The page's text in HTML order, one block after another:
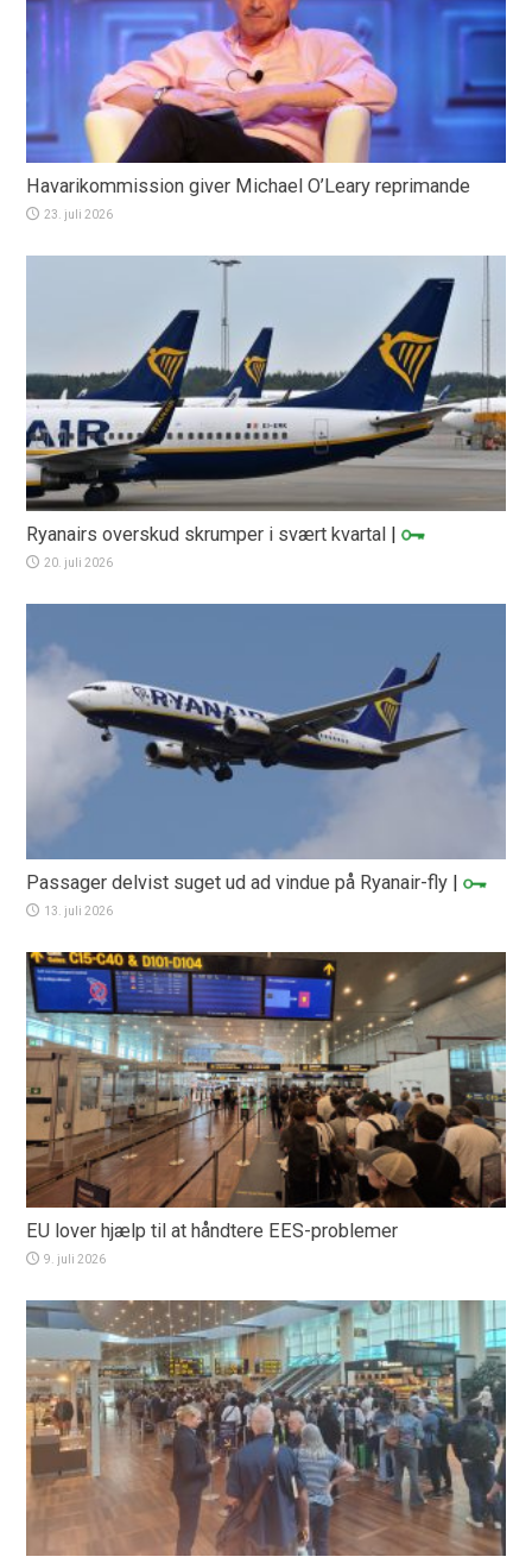
Havarikommission giver Michael O’Leary reprimande
23. juli 2026
Ryanairs overskud skrumper i svært kvartal |
20. juli 2026
Passager delvist suget ud ad vindue på Ryanair-fly |
13. juli 2026
EU lover hjælp til at håndtere EES-problemer
9. juli 2026